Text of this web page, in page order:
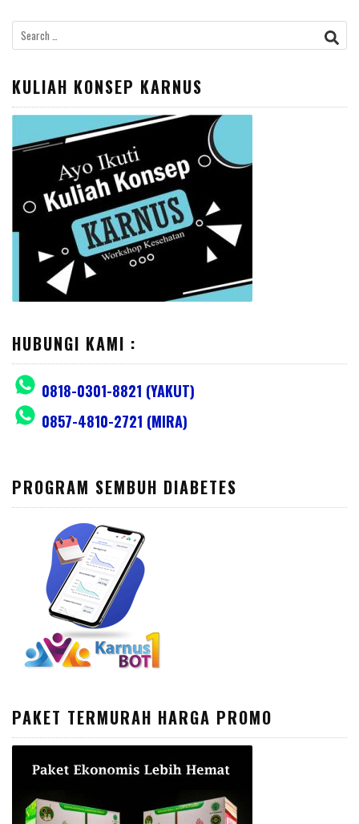
Search
for:
KULIAH KONSEP KARNUS
HUBUNGI KAMI :
0818-0301-8821 (YAKUT)
0857-4810-2721 (MIRA)
PROGRAM SEMBUH DIABETES
PAKET TERMURAH HARGA PROMO